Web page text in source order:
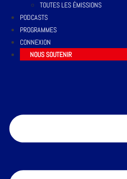
TOUTES LES ÉMISSIONS
PODCASTS
PROGRAMMES
CONNEXION
NOUS SOUTENIR